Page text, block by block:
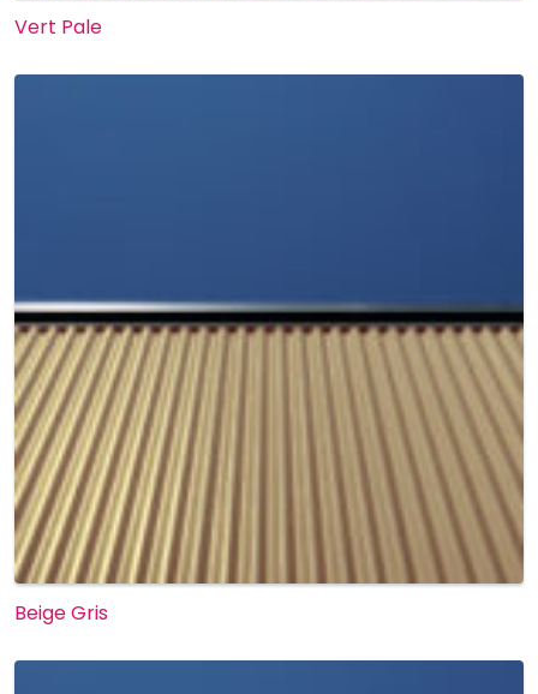
Vert Pale
Beige Gris